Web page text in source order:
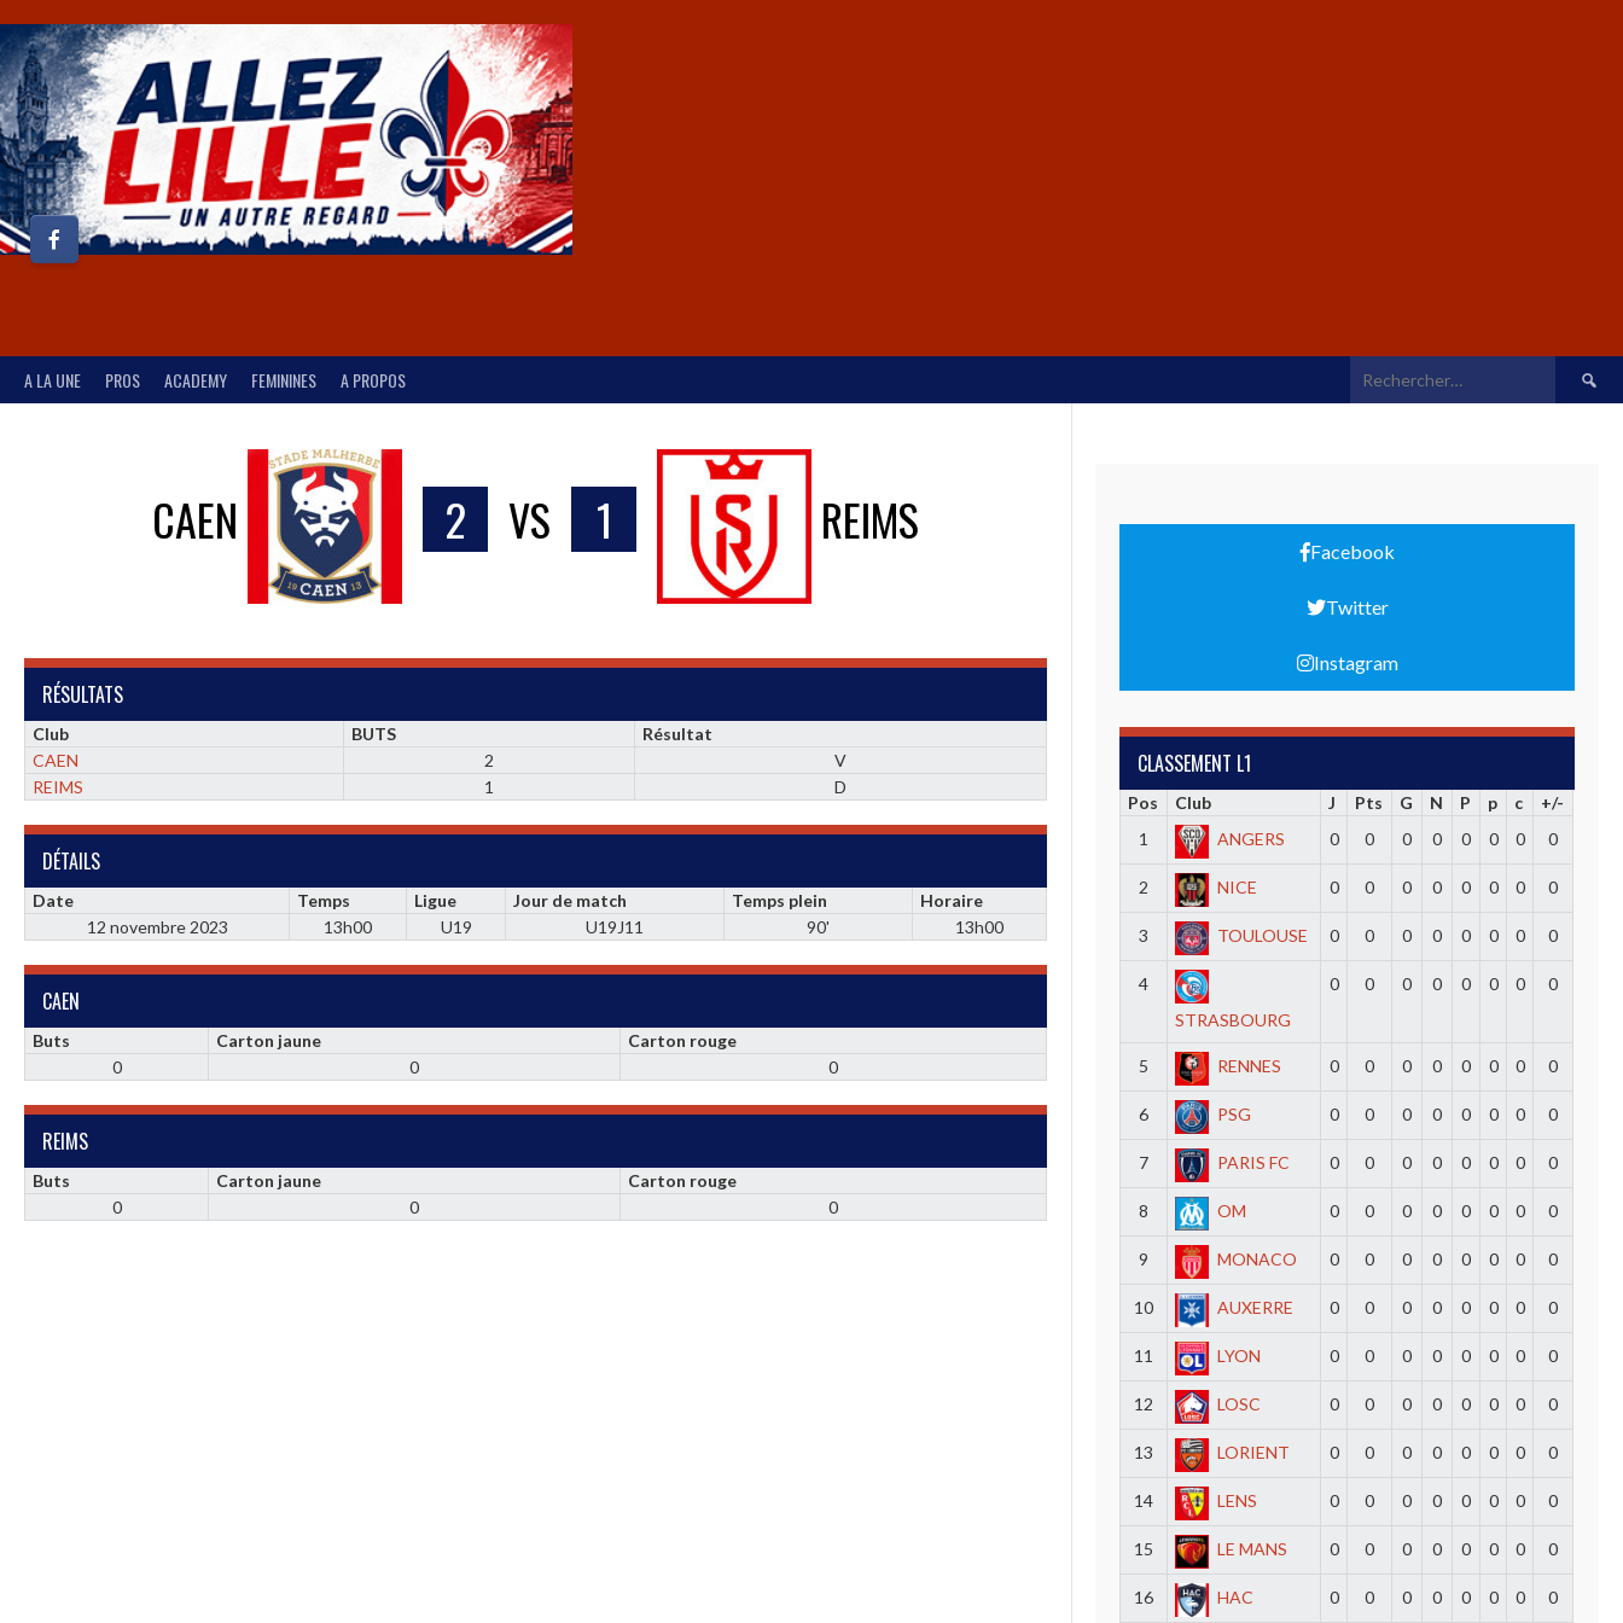
A LA UNE PROS ACADEMY FEMININES A PROPOS
CAEN 2 VS 1 REIMS
RÉSULTATS
Club BUTS
Résultat
CAEN
2
V
REIMS
1 D
DÉTAILS
Date Temps Ligue Jour de match Temps plein
Horaire
12 novembre 2023
13h00 U19 U19J11 90' 13h00
CAEN
Buts Carton jaune
Carton rouge
0
0 0
REIMS
Buts Carton jaune
Carton rouge
0
0 0
Facebook
Twitter
Instagram
CLASSEMENT L1
Pos Club J Pts G N P p c
+/-
1
ANGERS 0 0 0 0 0 0 0 0
2 NICE 0 0 0 0 0 0 0 0
3 TOULOUSE 0 0 0 0 0 0 0 0
4
STRASBOURG
0 0 0 0 0 0 0 0
5 RENNES 0 0 0 0 0 0 0 0
6 PSG 0 0 0 0 0 0 0 0
7 PARIS FC 0 0 0 0 0 0 0 0
8 OM 0 0 0 0 0 0 0 0
9 MONACO 0 0 0 0 0 0 0 0
10 AUXERRE 0 0 0 0 0 0 0 0
11 LYON 0 0 0 0 0 0 0 0
12 LOSC 0 0 0 0 0 0 0 0
13 LORIENT 0 0 0 0 0 0 0 0
14 LENS 0 0 0 0 0 0 0 0
15 LE MANS 0 0 0 0 0 0 0 0
16 HAC 0 0 0 0 0 0 0 0